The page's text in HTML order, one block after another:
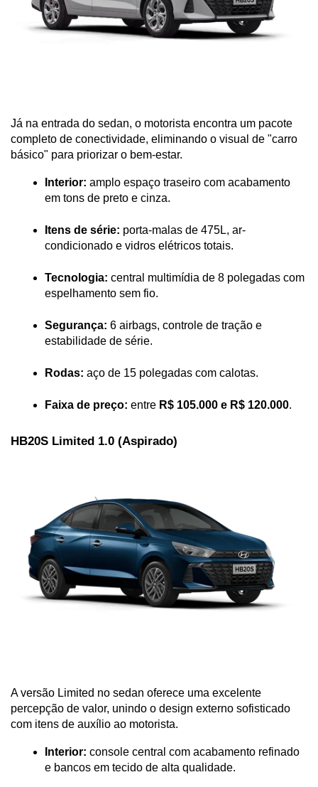
Já na entrada do sedan, o motorista encontra um pacote
completo de conectividade, eliminando o visual de "carro
básico" para priorizar o bem-estar.
Interior: amplo espaço traseiro com acabamento
em tons de preto e cinza.
Itens de série: porta-malas de 475L, ar-
condicionado e vidros elétricos totais.
Tecnologia: central multimídia de 8 polegadas com
espelhamento sem fio.
Segurança: 6 airbags, controle de tração e
estabilidade de série.
Rodas: aço de 15 polegadas com calotas.
Faixa de preço: entre R$ 105.000 e R$ 120.000.
HB20S Limited 1.0 (Aspirado)
A versão Limited no sedan oferece uma excelente
percepção de valor, unindo o design externo sofisticado
com itens de auxílio ao motorista.
Interior: console central com acabamento refinado
e bancos em tecido de alta qualidade.